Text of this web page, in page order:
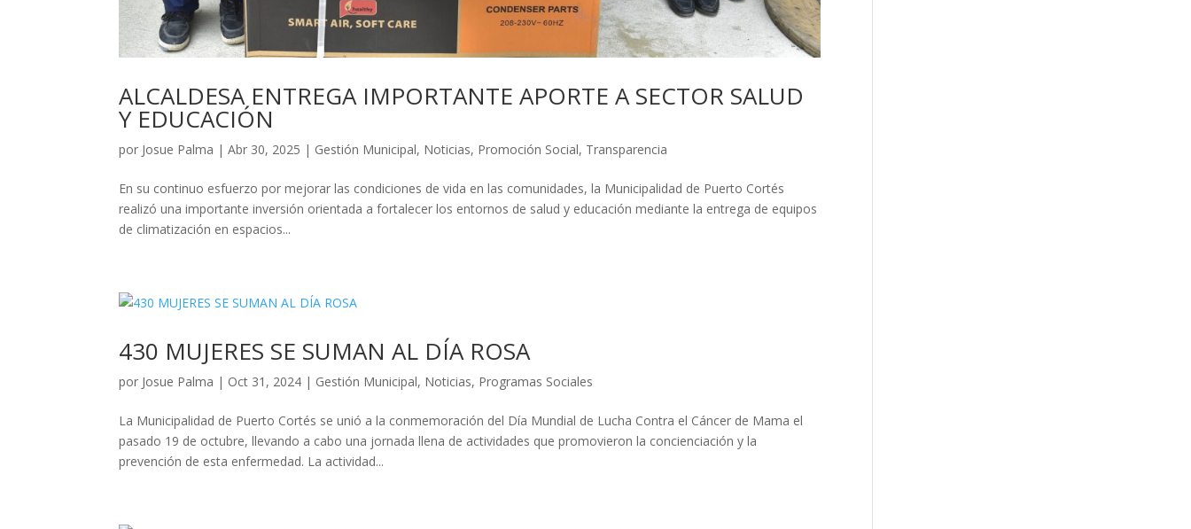
ALCALDESA ENTREGA IMPORTANTE APORTE A SECTOR SALUD
Y EDUCACIÓN
por Josue Palma |Abr 30, 2025 | Gestión Municipal, Noticias, Promoción Social, Transparencia
En su continuo esfuerzo por mejorar las condiciones de vida en las comunidades, la Municipalidad de Puerto Cortés
realizó una importante inversión orientada a fortalecer los entornos de salud y educación mediante la entrega de equipos
de climatización en espacios...
430 MUJERES SE SUMAN AL DÍA ROSA
por Josue Palma | Oct 31, 2024 | Gestión Municipal, Noticias, Programas Sociales
La Municipalidad de Puerto Cortés se unió a la conmemoración del Día Mundial de Lucha Contra el Cáncer de Mama el
pasado 19 de octubre, llevando a cabo una jornada llena de actividades que promovieron la concienciación y la
prevención de esta enfermedad. La actividad...